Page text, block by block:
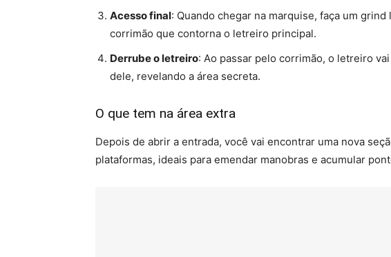
Acesso final: Quando chegar na marquise, faça um grind
corrimão que contorna o letreiro principal.
Derrube o letreiro: Ao passar pelo corrimão, o letreiro
dele, revelando a área secreta.
O que tem na área extra
Depois de abrir a entrada, você vai encontrar uma nova
plataformas, ideais para emendar manobras e acumular